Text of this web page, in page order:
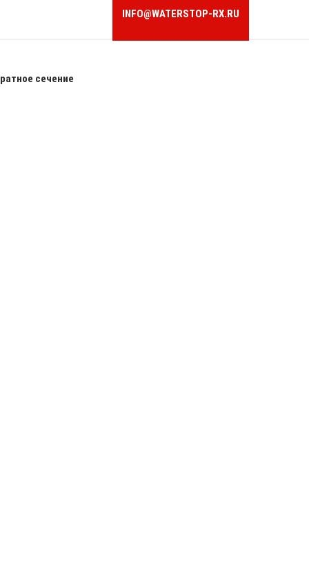
INFO@WATERSTOP-RX.RU
сечение